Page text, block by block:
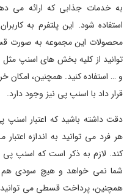
به خدمات جذابی که ارائه می
استفاده شود. این پلتفرم به
محصولات این مجموعه به صورت
توانید از کلیه بخش های اسنپ
و … استفاده کنید. همچنین، امکان
قرار داد با اسنپ پی نیز وجود دارد.
دقت داشته باشید که اعتبار
هر فرد می توانید به اندازه
کند. لازم به ذکر است که اسنپ
شما نمی خواهد و هیچ سودی هم